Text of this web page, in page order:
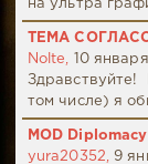
на ультра
ТЕМА
Nolte,
10
Здравствуйте!
том числе) я
MOD
yura20352,
9